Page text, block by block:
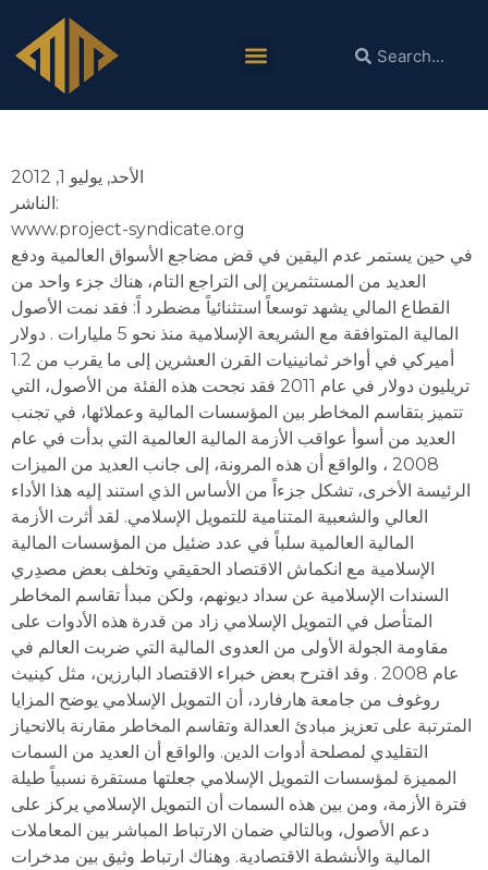
التمويل الإسلامي بلا قيود أو حدود
الأحد, يوليو 1, 2012
الناشر:
www.project-syndicate.org
في حين يستمر عدم اليقين في قض مضاجع الأسواق العالمية ودفع
العديد من المستثمرين إلى التراجع التام، ھناك جزء واحد من
القطاع المالي يشھد توسعاً استثنائياً مضطرد اً: فقد نمت الأصول
المالية المتوافقة مع الشريعة الإسلامية منذ نحو 5 مليارات . دولار
أميركي في أواخر ثمانينيات القرن العشرين إلى ما يقرب من 1.2
تريليون دولار في عام 2011 فقد نجحت ھذه الفئة من الأصول، التي
تتميز بتقاسم المخاطر بين المؤسسات المالية وعملائھا، في تجنب
العديد من أسوأ عواقب الأزمة المالية العالمية التي بدأت في عام
2008 ، والواقع أن ھذه المرونة، إلى جانب العديد من الميزات
الرئيسة الأخرى، تشكل جزءاً من الأساس الذي استند إليه ھذا الأداء
العالي والشعبية المتنامية للتمويل الإسلامي. لقد أثرت الأزمة
المالية العالمية سلباً في عدد ضئيل من المؤسسات المالية
الإسلامية مع انكماش الاقتصاد الحقيقي وتخلف بعض مصدِري
السندات الإسلامية عن سداد ديونھم، ولكن مبدأ تقاسم المخاطر
المتأصل في التمويل الإسلامي زاد من قدرة ھذه الأدوات على
مقاومة الجولة الأولى من العدوى المالية التي ضربت العالم في
عام 2008 . وقد اقترح بعض خبراء الاقتصاد البارزين، مثل كينيث
روغوف من جامعة ھارفارد، أن التمويل الإسلامي يوضح المزايا
المترتبة على تعزيز مبادئ العدالة وتقاسم المخاطر مقارنة بالانحياز
التقليدي لمصلحة أدوات الدين. والواقع أن العديد من السمات
المميزة لمؤسسات التمويل الإسلامي جعلتھا مستقرة نسبياً طيلة
فترة الأزمة، ومن بين ھذه السمات أن التمويل الإسلامي يركز على
دعم الأصول، وبالتالي ضمان الارتباط المباشر بين المعاملات
المالية والأنشطة الاقتصادية. وھناك ارتباط وثيق بين مدخرات